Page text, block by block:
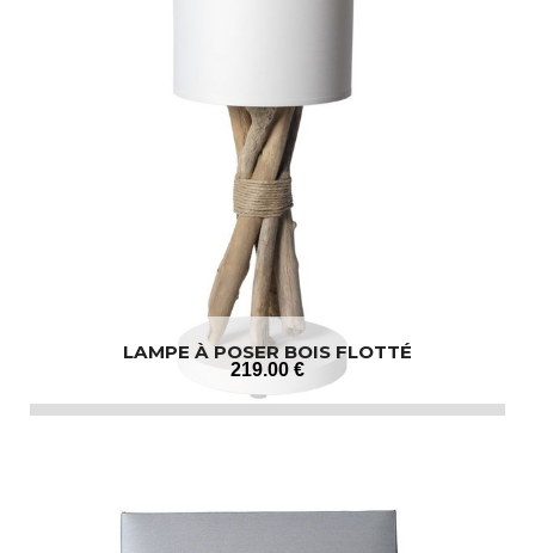
LAMPE À POSER BOIS FLOTTÉ
219.00 €